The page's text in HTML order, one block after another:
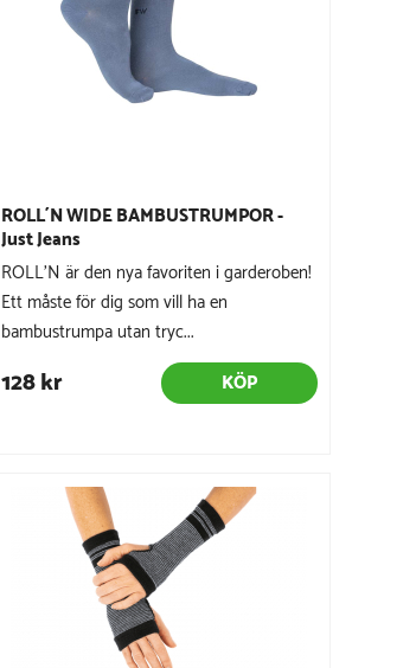
ROLL´N WIDE BAMBUSTRUMPOR -
Just Jeans
ROLL’N är den nya favoriten i garderoben!
Ett måste för dig som vill ha en
bambustrumpa utan tryc...
128 kr KÖP